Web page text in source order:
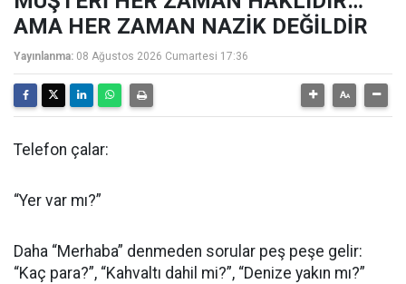
AMA HER ZAMAN NAZİK DEĞİLDİR
Yayınlanma: 08 Ağustos 2026 Cumartesi 17:36
Telefon çalar:
“Yer var mı?”
Daha “Merhaba” denmeden sorular peş peşe gelir:
“Kaç para?”, “Kahvaltı dahil mi?”, “Denize yakın mı?”